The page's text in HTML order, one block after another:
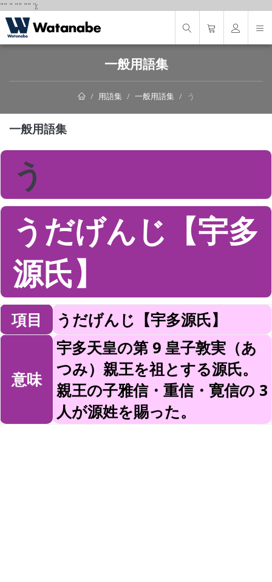
"" " "" "" ');
一般用語集
用語集 一般用語集 う
一般用語集
う
うだげんじ【宇多
源氏】
項目 うだげんじ【宇多源氏】
意味
宇多天皇の第 9 皇子敦実（あ
つみ）親王を祖とする源氏。
親王の子雅信・重信・寛信の 3
人が源姓を賜った。